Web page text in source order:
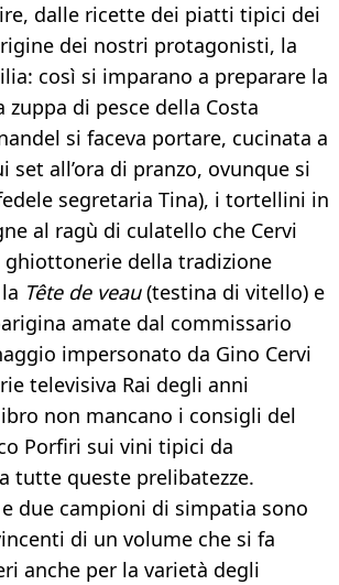
dalle ricette dei piatti tipici dei
dei nostri protagonisti, la
così si imparano a preparare la
zuppa di pesce della Costa
si faceva portare, cucinata a
set all’ora di pranzo, ovunque si
segretaria Tina), i tortellini in
al ragù di culatello che Cervi
ghiottonerie della tradizione
Tête de veau(testina di vitello) e
amate dal commissario
impersonato da Gino Cervi
televisiva Rai degli anni
non mancano i consigli del
Porfiri sui vini tipici da
tutte queste prelibatezze.
due campioni di simpatia sono
di un volume che si fa
anche per la varietà degli